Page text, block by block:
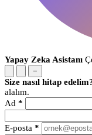
Yapay Zeka Asistanı
−
Size nasıl hitap
alalım.
Ad *
E-posta *